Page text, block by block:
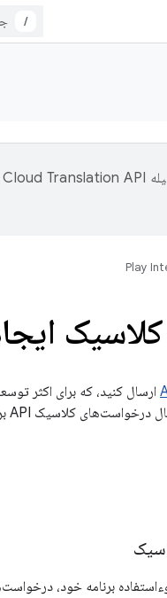
/
Play
ارسال کنید، که برای اکثر
برنامه خود،